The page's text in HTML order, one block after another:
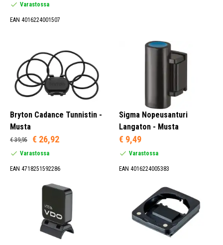
Varastossa
EAN 4016224001507
Bryton Cadance Tunnistin -
Musta
€ 39,95 € 26,92
Varastossa
EAN 4718251592286
Sigma Nopeusanturi
Langaton - Musta
€ 9,49
Varastossa
EAN 4016224005383